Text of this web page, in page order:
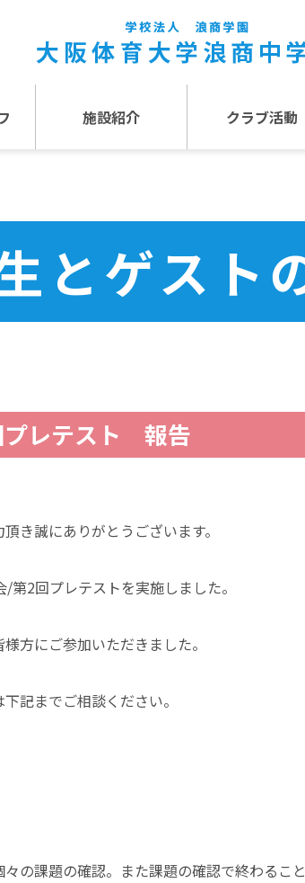
施設紹介 クラブ活動
とゲスト
プレテスト 報告
き誠にありがとうございます。
2回プレテストを実施しました。
方にご参加いただきました。
記までご相談ください。
の課題の確認。また課題の確認で終わるこ